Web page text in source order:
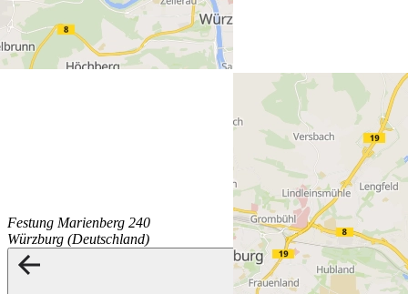
Festung Marienberg 240
Würzburg (Deutschland)